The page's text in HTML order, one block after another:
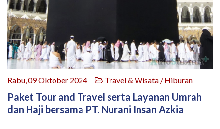
Rabu, 09 Oktober 2024 Travel & Wisata / Hiburan
Paket Tour and Travel serta Layanan Umrah
dan Haji bersama PT. Nurani Insan Azkia